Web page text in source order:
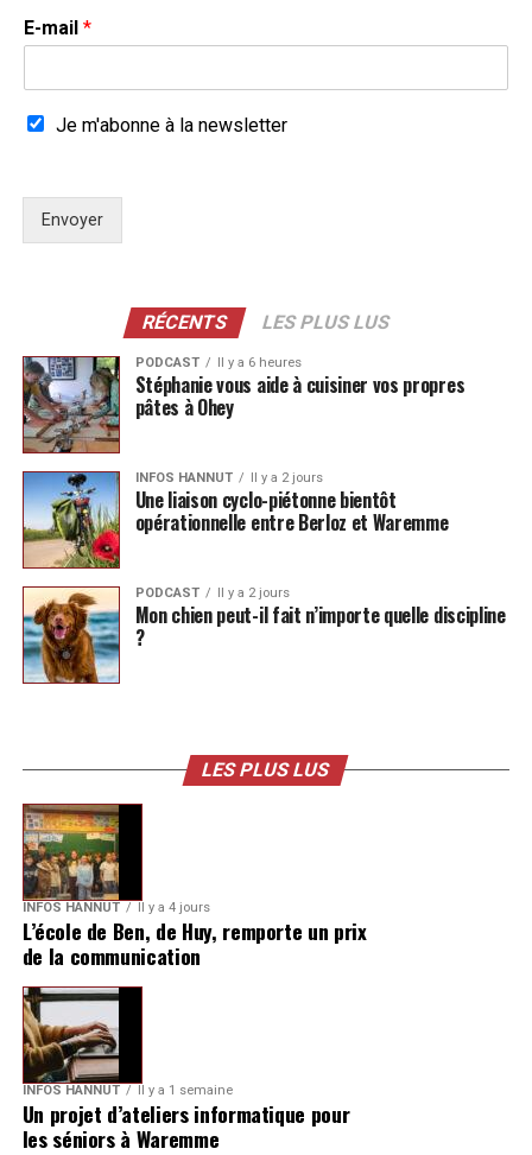
E-mail *
Je m'abonne à la newsletter
Envoyer
RÉCENTS LES PLUS LUS
PODCAST Il y a 6 heures
Stéphanie vous aide à cuisiner vos propres
pâtes à Ohey
INFOS HANNUT Il y a 2 jours
Une liaison cyclo-piétonne bientôt
opérationnelle entre Berloz et Waremme
PODCAST Il y a 2 jours
Mon chien peut-il fait n’importe quelle discipline
?
LES PLUS LUS
INFOS HANNUT Il y a 4 jours
L’école de Ben, de Huy, remporte un prix
de la communication
INFOS HANNUT Il y a 1 semaine
Un projet d’ateliers informatique pour
les séniors à Waremme